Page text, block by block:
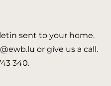
sent to your home.
or give us a call.
340.